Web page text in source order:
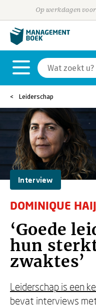
Op werkdagen
Leiderschap
Interview
DOMINIQUE
‘Goede
hun
zwaktes’
Leiderschap is een
bevat interviews